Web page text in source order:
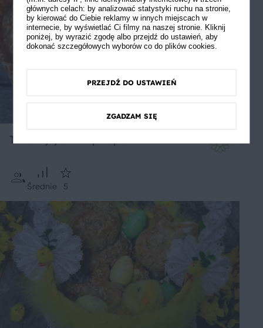
Tarta z jajkami z przepiórki
Średnie 5
głównych celach: by analizować statystyki ruchu na stronie,
by kierować do Ciebie reklamy w innych miejscach w
internecie, by wyświetlać Ci filmy na naszej stronie. Kliknij
poniżej, by wyrazić zgodę albo przejdź do ustawień, aby
dokonać szczegółowych wyborów co do plików cookies.
PRZEJDŹ DO USTAWIEŃ
ZGADZAM SIĘ